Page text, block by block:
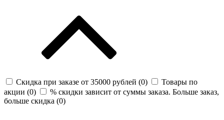
Скидка при заказе от 35000 рублей (0)
Товары по
акции (0)
% скидки зависит от суммы заказа. Больше заказ,
больше скидка (0)